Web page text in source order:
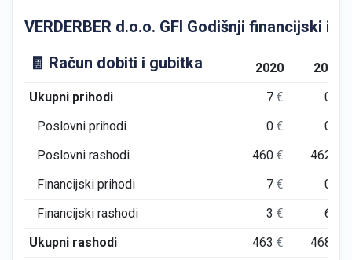
VERDERBER d.o.o. GFI Godišnji financijski
🧾 Račun dobiti i gubitka
2020
2021
Ukupni prihodi
7€ 0
Poslovni prihodi
0€ 0
Poslovni rashodi
460€ 462
Financijski prihodi
7€ 0
Financijski rashodi
3€ 6
Ukupni rashodi
463€ 468